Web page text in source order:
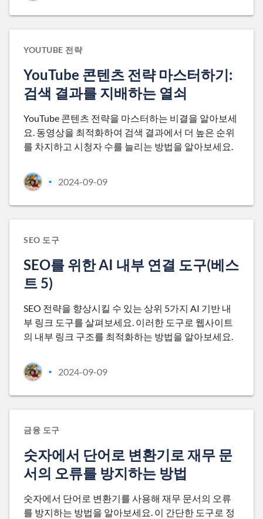
YOUTUBE 전략
YouTube 콘텐츠 전략 마스터하기:
검색 결과를 지배하는 열쇠
YouTube 콘텐츠 전략을 마스터하는 비결을 알아보세
요. 동영상을 최적화하여 검색 결과에서 더 높은 순위
를 차지하고 시청자 수를 늘리는 방법을 알아보세요.
• 2024-09-09
SEO 도구
SEO를 위한 AI 내부 연결 도구(베스
트 5)
SEO 전략을 향상시킬 수 있는 상위 5가지 AI 기반 내
부 링크 도구를 살펴보세요. 이러한 도구로 웹사이트
의 내부 링크 구조를 최적화하는 방법을 알아보세요.
• 2024-09-09
금융 도구
숫자에서 단어로 변환기로 재무 문
서의 오류를 방지하는 방법
숫자에서 단어로 변환기를 사용해 재무 문서의 오류
를 방지하는 방법을 알아보세요. 이 간단한 도구로 정